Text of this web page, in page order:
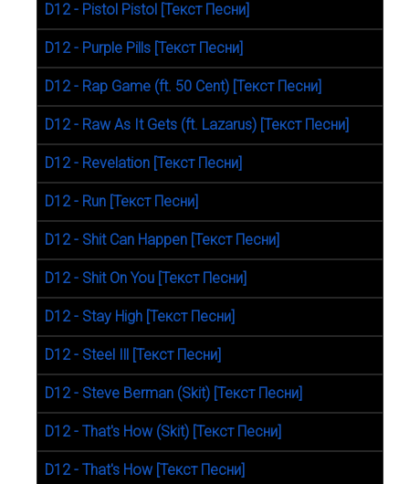
D12 - Pistol Pistol [Текст Песни]
D12 - Purple Pills [Текст Песни]
D12 - Rap Game (ft. 50 Cent) [Текст Песни]
D12 - Raw As It Gets (ft. Lazarus) [Текст Песни]
D12 - Revelation [Текст Песни]
D12 - Run [Текст Песни]
D12 - Shit Can Happen [Текст Песни]
D12 - Shit On You [Текст Песни]
D12 - Stay High [Текст Песни]
D12 - Steel Ill [Текст Песни]
D12 - Steve Berman (Skit) [Текст Песни]
D12 - That's How (Skit) [Текст Песни]
D12 - That's How [Текст Песни]